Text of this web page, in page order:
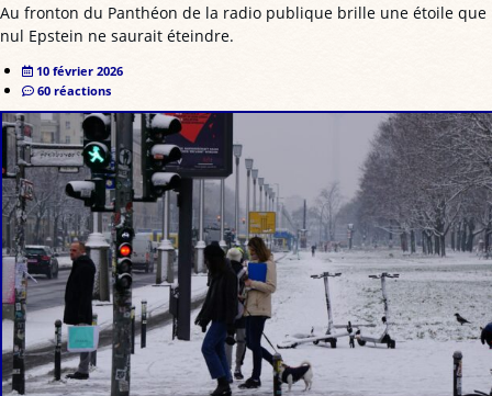
Au fronton du Panthéon de la radio publique brille une étoile que
nul Epstein ne saurait éteindre.
10 février 2026
60 réactions